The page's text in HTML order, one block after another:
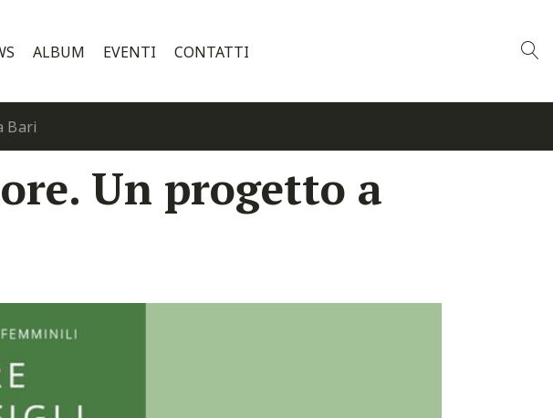
ALBUM EVENTI CONTATTI
Bari
Un progetto a